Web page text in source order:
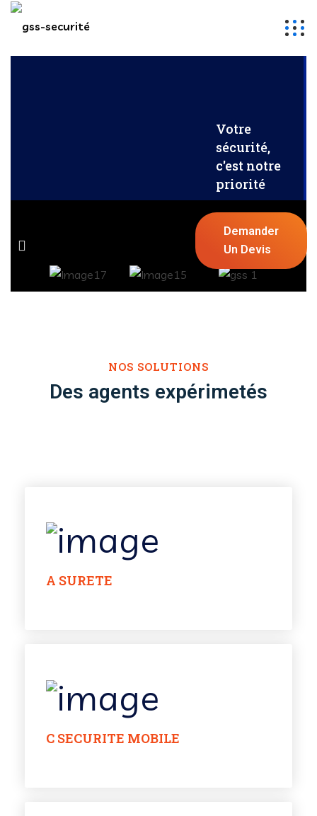
Votre
sécurité,
c'est notre
priorité
Demander
Un Devis
NOS SOLUTIONS
Des agents expérimetés
A SURETE
C SECURITE MOBILE